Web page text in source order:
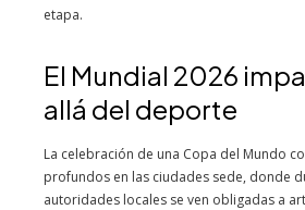
etapa.
El Mundial 2026
allá del deporte
La celebración de una Copa del Mundo
profundos en las ciudades sede, donde
autoridades locales se ven obligadas a